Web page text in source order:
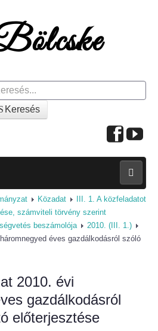
Keresés
Közadat
III. 1. A közfeladatot
számviteli törvény szerint
beszámolója
2010. (III. 1.)
éves gazdálkodásról szóló
2010. évi
gazdálkodásról
előterjesztése